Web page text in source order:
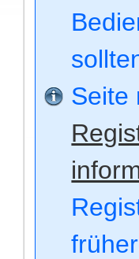
Seite